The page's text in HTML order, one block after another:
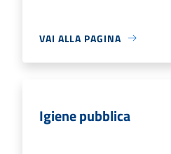
VAI ALLA PAGINA
Igiene pubblica